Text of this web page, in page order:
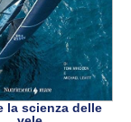
la scienza delle